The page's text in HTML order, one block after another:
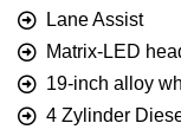
Lane Assist
Matrix-LED
19-inch alloy
4 Zylinder